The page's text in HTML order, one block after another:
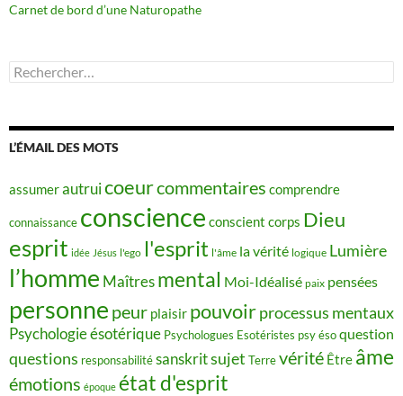
Carnet de bord d’une Naturopathe
Rechercher :
L’ÉMAIL DES MOTS
assumerautruicoeurcommentaires comprendre
connaissance conscience conscient corps Dieu
esprit idée Jésus l'ego l'esprit l'âme la vérité logique Lumière
l’homme Maîtres mental Moi-Idéalisé paix pensées
personne peur plaisir pouvoirprocessus mentaux
Psychologie ésotérique Psychologues Esotéristes psy ésoquestion
questions responsabilitésanskritsujet Terrevérité Être âme
émotions époque état d'esprit